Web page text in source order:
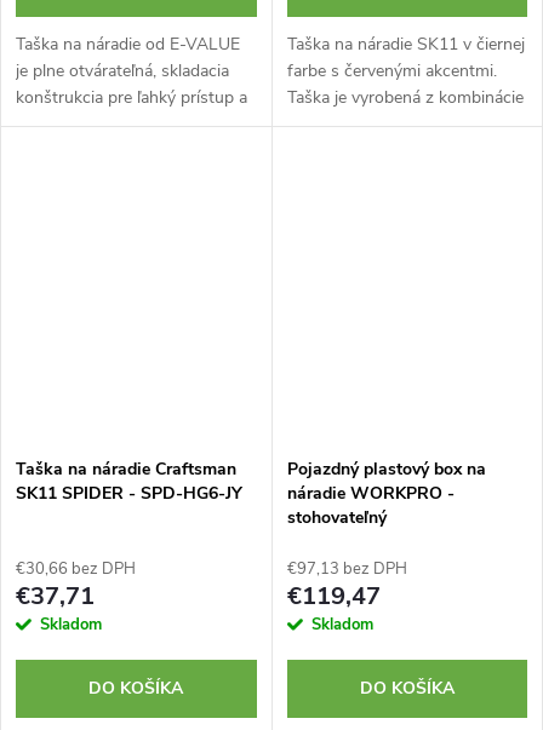
Taška na náradie od E-VALUE
je plne otvárateľná, skladacia
konštrukcia pre ľahký prístup a
prepravu.
Taška na náradie SK11 v čiernej
farbe s červenými akcentmi.
Taška je vyrobená z kombinácie
nylonu a syntetickej kože.
Taška na náradie Craftsman
SK11 SPIDER - SPD-HG6-JY
€30,66 bez DPH
€37,71
Skladom
DO KOŠÍKA
Pojazdný plastový box na
náradie WORKPRO -
stohovateľný
€97,13 bez DPH
€119,47
Skladom
DO KOŠÍKA